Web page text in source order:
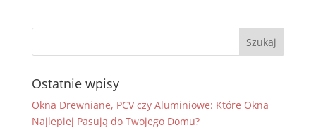
Ostatnie wpisy
Okna Drewniane, PCV czy Aluminiowe: Które Okna
Najlepiej Pasują do Twojego Domu?